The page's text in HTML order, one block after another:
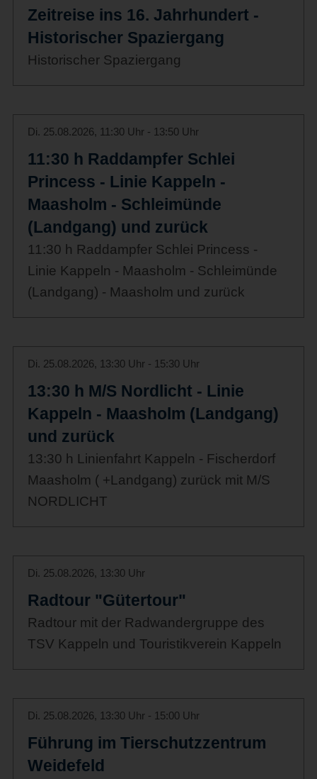
Zeitreise ins 16. Jahrhundert -
Historischer Spaziergang
Historischer Spaziergang
Di. 25.08.2026, 11:30 Uhr - 13:50 Uhr
11:30 h Raddampfer Schlei
Princess - Linie Kappeln -
Maasholm - Schleimünde
(Landgang) und zurück
11:30 h Raddampfer Schlei Princess -
Linie Kappeln - Maasholm - Schleimünde
(Landgang) - Maasholm und zurück
Di. 25.08.2026, 13:30 Uhr - 15:30 Uhr
13:30 h M/S Nordlicht - Linie
Kappeln - Maasholm (Landgang)
und zurück
13:30 h Linienfahrt Kappeln - Fischerdorf
Maasholm ( +Landgang) zurück mit M/S
NORDLICHT
Di. 25.08.2026, 13:30 Uhr
Radtour "Gütertour"
Radtour mit der Radwandergruppe des
TSV Kappeln und Touristikverein Kappeln
Di. 25.08.2026, 13:30 Uhr - 15:00 Uhr
Führung im Tierschutzzentrum
Weidefeld